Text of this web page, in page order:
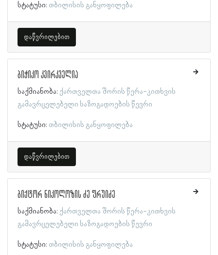
სტატუსი: თბილისის განყოფილება
დაწვრილებით
ბიჭიკო კვირკველია
საქმიანობა: ქართველთა შორის წერა-კითხვის
გამავრცელებელი საზოგადოების წევრი
სტატუსი: თბილისის განყოფილება
დაწვრილებით
ბიქტორ ნიკოლოზის ძე ფრუიძე
საქმიანობა: ქართველთა შორის წერა-კითხვის
გამავრცელებელი საზოგადოების წევრი
სტატუსი: თბილისის განყოფილება